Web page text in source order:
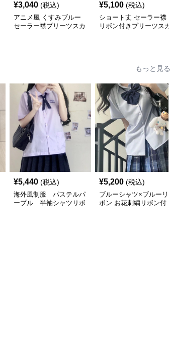
¥3,040 (税込)
アニメ風 くすみブルー
セーラー襟プリーツスカ
¥5,100 (税込)
ショート丈 セーラー襟
リボン付きプリーツスカ
もっと見る
¥5,440 (税込)
海外風制服 パステルパ
ープル 半袖シャツリボ
¥5,200 (税込)
ブルーシャツ×ブルーリ
ボン お花刺繍リボン付